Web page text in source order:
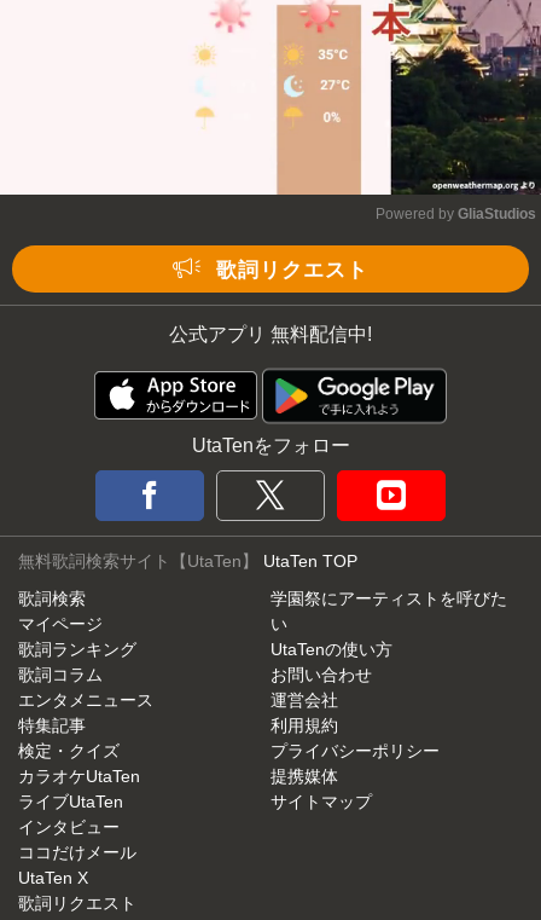
Powered by GliaStudios
歌詞リクエスト
公式アプリ 無料配信中!
UtaTenをフォロー
無料歌詞検索サイト【UtaTen】 UtaTen TOP
歌詞検索
マイページ
歌詞ランキング
歌詞コラム
エンタメニュース
特集記事
検定・クイズ
カラオケUtaTen
ライブUtaTen
インタビュー
ココだけメール
UtaTen X
歌詞リクエスト
学園祭にアーティストを呼びた
い
UtaTenの使い方
お問い合わせ
運営会社
利用規約
プライバシーポリシー
提携媒体
サイトマップ